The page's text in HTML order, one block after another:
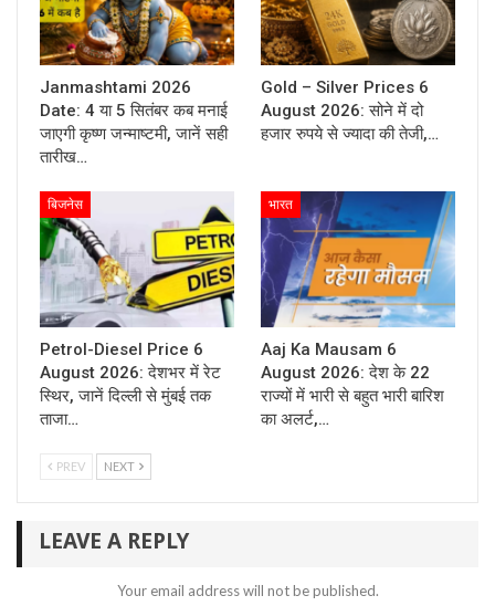
Janmashtami 2026
Date: 4 या 5 सितंबर कब मनाई
जाएगी कृष्ण जन्माष्टमी, जानें सही
तारीख…
Gold – Silver Prices 6
August 2026: सोने में दो
हजार रुपये से ज्यादा की तेजी,…
बिजनेस
Petrol-Diesel Price 6
August 2026: देशभर में रेट
स्थिर, जानें दिल्ली से मुंबई तक
ताजा…
भारत
Aaj Ka Mausam 6
August 2026: देश के 22
राज्यों में भारी से बहुत भारी बारिश
का अलर्ट,…
PREV NEXT
LEAVE A REPLY
Your email address will not be published.